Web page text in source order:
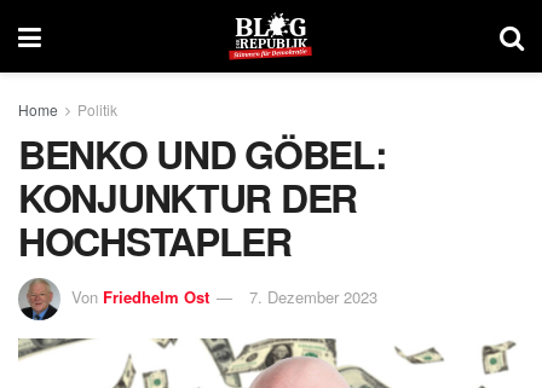
Home Politik
BENKO UND GÖBEL:
KONJUNKTUR DER
HOCHSTAPLER
Von Friedhelm Ost 7. Dezember 2023